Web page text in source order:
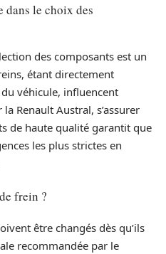
dans le choix des
des composants est un
étant directement
du véhicule, influencent
Renault Austral, s’assurer
de haute qualité garantit que
les plus strictes en
frein ?
être changés dès qu’ils
recommandée par le